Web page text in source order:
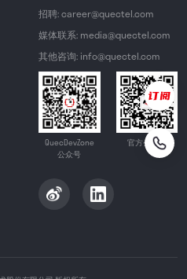
招聘: career@quectel.com
媒体联系: media@quectel.com
其他咨询: info@quectel.com
QuecDevZone
公众号
官方公众号